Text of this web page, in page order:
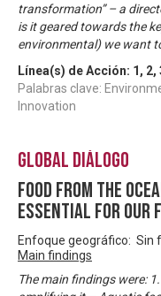
transformation” – a
is it geared towards the
environmental) we want
Línea(s) de Acción: 1 , 2,
Palabras clave:
Innovation
Global Diálogo
Food from the
essential for our
Enfoque geográfico: Sin
Main findings
The main findings were: